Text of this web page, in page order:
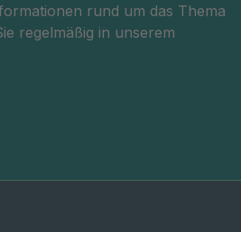
rund um das Thema
regelmäßig in unserem